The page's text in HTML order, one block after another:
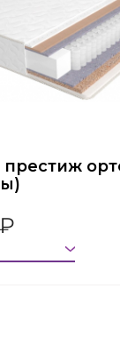
престиж
₽